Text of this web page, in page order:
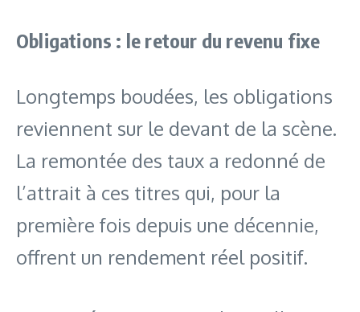
Obligations : le retour du revenu fixe
Longtemps boudées, les obligations
reviennent sur le devant de la scène.
La remontée des taux a redonné de
l’attrait à ces titres qui, pour la
première fois depuis une décennie,
offrent un rendement réel positif.